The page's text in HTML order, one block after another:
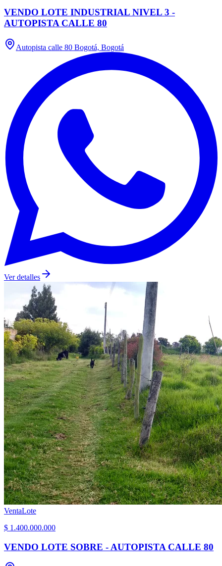
VENDO LOTE INDUSTRIAL NIVEL 3 -
AUTOPISTA CALLE 80
Autopista calle 80 Bogotá, Bogotá
Ver detalles
VentaLote
$ 1.400.000.000
VENDO LOTE SOBRE - AUTOPISTA CALLE 80